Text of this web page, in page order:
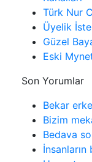
Türk Nur
Üyelik
Güzel
Eski
Son Yorumlar
Bekar
Bizim
Bedava